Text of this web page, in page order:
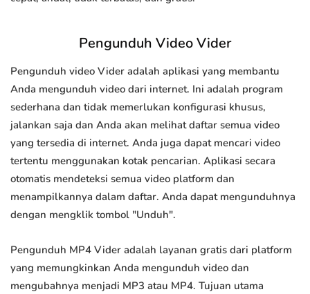
Pengunduh Video Vider
Pengunduh video Vider adalah aplikasi yang membantu
Anda mengunduh video dari internet. Ini adalah program
sederhana dan tidak memerlukan konfigurasi khusus,
jalankan saja dan Anda akan melihat daftar semua video
yang tersedia di internet. Anda juga dapat mencari video
tertentu menggunakan kotak pencarian. Aplikasi secara
otomatis mendeteksi semua video platform dan
menampilkannya dalam daftar. Anda dapat mengunduhnya
dengan mengklik tombol "Unduh".
Pengunduh MP4 Vider adalah layanan gratis dari platform
yang memungkinkan Anda mengunduh video dan
mengubahnya menjadi MP3 atau MP4. Tujuan utama